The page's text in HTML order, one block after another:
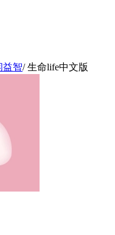
益智/生命life中文版